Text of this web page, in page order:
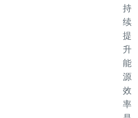
持
续
提
升
能
源
效
率